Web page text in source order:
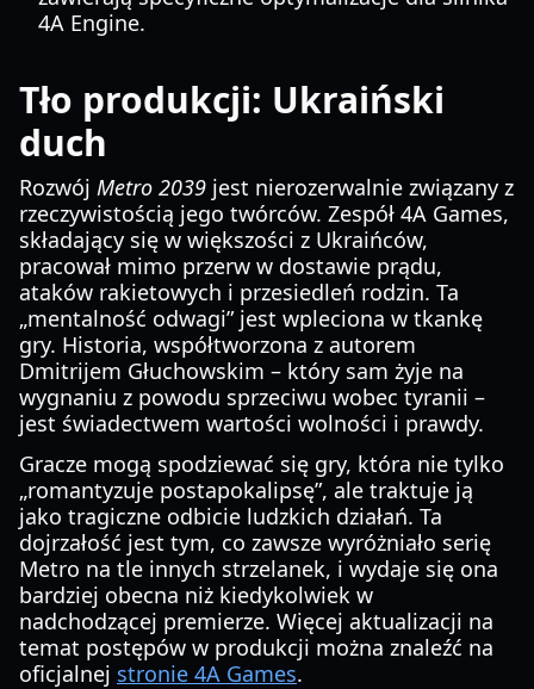
4A Engine.
Tło produkcji: Ukraiński
duch
Rozwój Metro 2039 jest nierozerwalnie związany z
rzeczywistością jego twórców. Zespół 4A Games,
składający się w większości z Ukraińców,
pracował mimo przerw w dostawie prądu,
ataków rakietowych i przesiedleń rodzin. Ta
„mentalność odwagi” jest wpleciona w tkankę
gry. Historia, współtworzona z autorem
Dmitrijem Głuchowskim – który sam żyje na
wygnaniu z powodu sprzeciwu wobec tyranii –
jest świadectwem wartości wolności i prawdy.
Gracze mogą spodziewać się gry, która nie tylko
„romantyzuje postapokalipsę”, ale traktuje ją
jako tragiczne odbicie ludzkich działań. Ta
dojrzałość jest tym, co zawsze wyróżniało serię
Metro na tle innych strzelanek, i wydaje się ona
bardziej obecna niż kiedykolwiek w
nadchodzącej premierze. Więcej aktualizacji na
temat postępów w produkcji można znaleźć na
oficjalnej stronie 4A Games.